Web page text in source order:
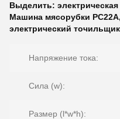
Выделить:
Машина мясорубки PC22A,
электрический
Напряжение тока:
Сила (w):
Размер (l*w*h):